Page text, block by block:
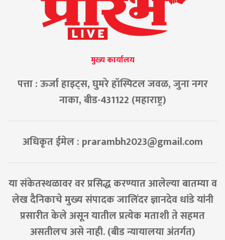
मुख्य कार्यालय
पत्ता : ऊर्जा हाइट्स, घुमरे हॉस्पिटल जवळ, जुना नगर
नाका, बीड-431122 (महाराष्ट्र)
अधिकृत ईमेल : prarambh2023@gmail.com
या संकेतस्थळावर वर प्रसिद्ध करण्यात आलेल्या बातम्या व
लेख दैनिकाचे मुख्य संपादक जालिंदर ज्ञानदेव धांडे यांनी
प्रसारीत केले असून यातील प्रत्येक मताशी ते सहमत
असतीलच असे नाही. (बीड न्यायालया अंतर्गत)